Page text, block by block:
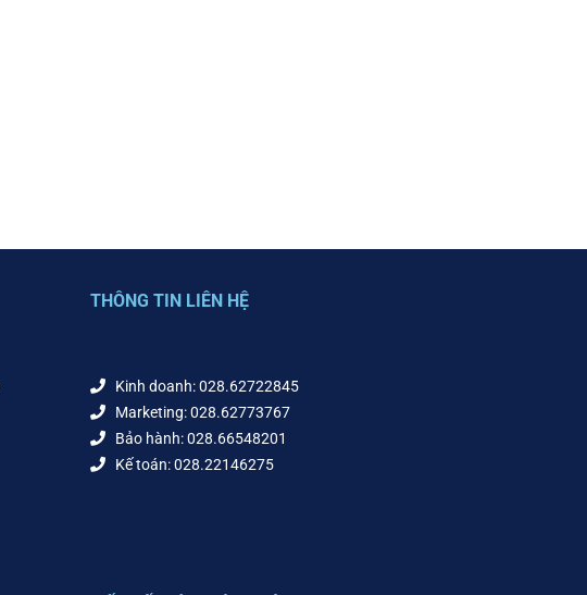
THÔNG TIN LIÊN HỆ
Kinh doanh: 028.62722845
Marketing: 028.62773767
Bảo hành: 028.66548201
Kế toán: 028.22146275